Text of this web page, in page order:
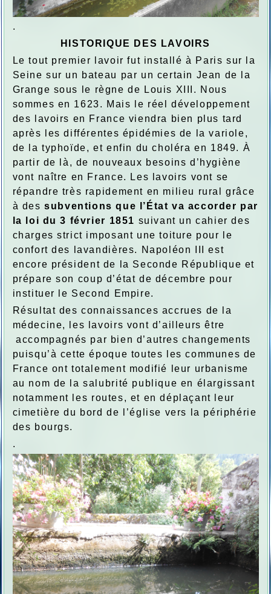
.
HISTORIQUE DES LAVOIRS
Le tout premier lavoir fut installé à Paris sur la
Seine sur un bateau par un certain Jean de la
Grange sous le règne de Louis XIII. Nous
sommes en 1623. Mais le réel développement
des lavoirs en France viendra bien plus tard
après les différentes épidémies de la variole,
de la typhoïde, et enfin du choléra en 1849. À
partir de là, de nouveaux besoins d’hygiène
vont naître en France. Les lavoirs vont se
répandre très rapidement en milieu rural grâce
à dessubventions que l’État va accorder par
la loi du 3 février 1851 suivant un cahier des
charges strict imposant une toiture pour le
confort des lavandières. Napoléon III est
encore président de la Seconde République et
prépare son coup d’état de décembre pour
instituer le Second Empire.
Résultat des connaissances accrues de la
médecine, les lavoirs vont d’ailleurs être
accompagnés par bien d’autres changements
puisqu’à cette époque toutes les communes de
France ont totalement modifié leur urbanisme
au nom de la salubrité publique en élargissant
notamment les routes, et en déplaçant leur
cimetière du bord de l’église vers la périphérie
des bourgs.
.